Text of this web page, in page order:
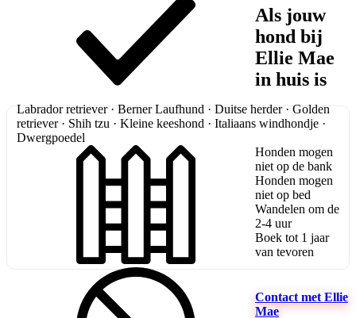
Labrador retriever · Berner Laufhund · Duitse herder · Golden
retriever · Shih tzu · Kleine keeshond · Italiaans windhondje ·
Dwergpoedel
Als jouw
hond bij
Ellie Mae
in huis is
Honden mogen
niet op de bank
Honden mogen
niet op bed
Wandelen om de
2-4 uur
Boek tot 1 jaar
van tevoren
Contact met Ellie
Mae